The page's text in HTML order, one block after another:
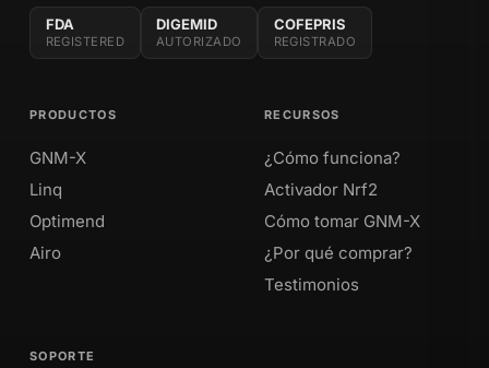
FDA
REGISTERED
DIGEMID
AUTORIZADO
COFEPRIS
REGISTRADO
PRODUCTOS
GNM-X
Linq
Optimend
Airo
RECURSOS
¿Cómo funciona?
Activador Nrf2
Cómo tomar GNM-X
¿Por qué comprar?
Testimonios
SOPORTE